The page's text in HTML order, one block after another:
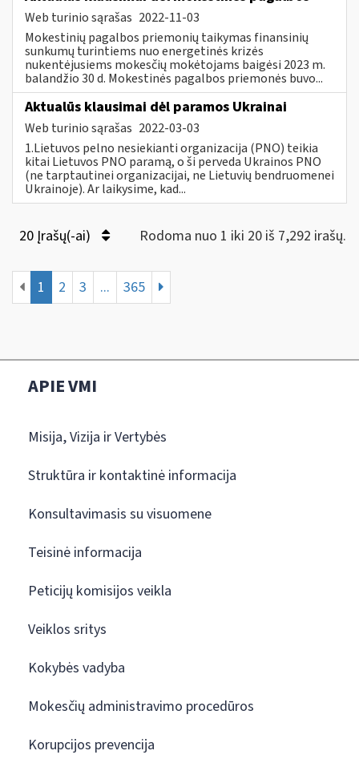
Web turinio sąrašas 2022-11-03
Mokestinių pagalbos priemonių taikymas finansinių
sunkumų turintiems nuo energetinės krizės
nukentėjusiems mokesčių mokėtojams baigėsi 2023 m.
balandžio 30 d. Mokestinės pagalbos priemonės buvo...
Aktualūs klausimai dėl paramos Ukrainai
Web turinio sąrašas 2022-03-03
1.Lietuvos pelno nesiekianti organizacija (PNO) teikia
kitai Lietuvos PNO paramą, o ši perveda Ukrainos PNO
(ne tarptautinei organizacijai, ne Lietuvių bendruomenei
Ukrainoje). Ar laikysime, kad...
20 Įrašų(-ai) Rodoma nuo 1 iki 20 iš 7,292 irašų.
1 2 3 ... 365
APIE VMI
Misija, Vizija ir Vertybės
Struktūra ir kontaktinė informacija
Konsultavimasis su visuomene
Teisinė informacija
Peticijų komisijos veikla
Veiklos sritys
Kokybės vadyba
Mokesčių administravimo procedūros
Korupcijos prevencija